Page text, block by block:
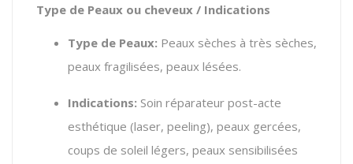
Type de Peaux ou cheveux / Indications
Type de Peaux: Peaux sèches à très sèches,
peaux fragilisées, peaux lésées.
Indications: Soin réparateur post-acte
esthétique (laser, peeling), peaux gercées,
coups de soleil légers, peaux sensibilisées